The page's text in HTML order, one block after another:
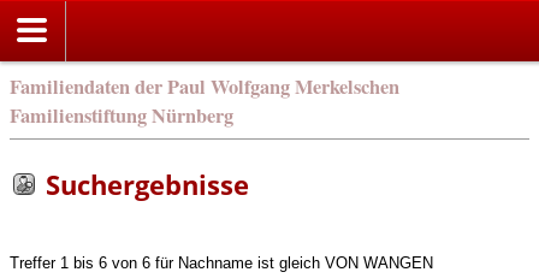
Familiendaten der Paul Wolfgang Merkelschen
Familienstiftung Nürnberg
Suchergebnisse
Treffer 1 bis 6 von 6 für Nachname ist gleich VON WANGEN